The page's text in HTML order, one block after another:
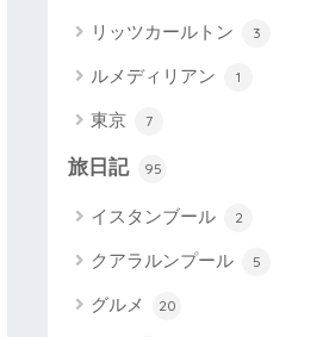
リッツカールトン 3
ルメディリアン 1
東京 7
旅日記 95
イスタンブール 2
クアラルンプール 5
グルメ 20